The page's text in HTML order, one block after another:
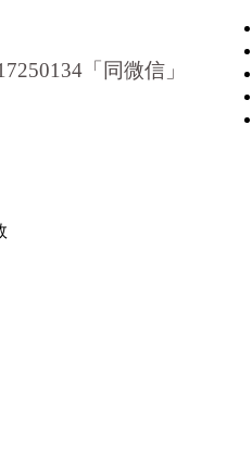
「同微信」